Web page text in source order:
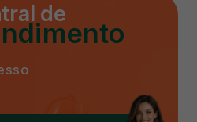
de